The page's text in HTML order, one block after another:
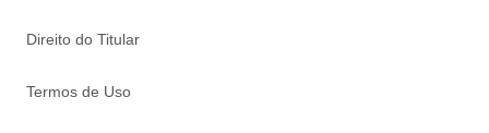
Direito do Titular
Termos de Uso